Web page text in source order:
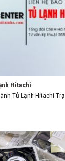
Hitachi
Tủ Lạnh Hitachi